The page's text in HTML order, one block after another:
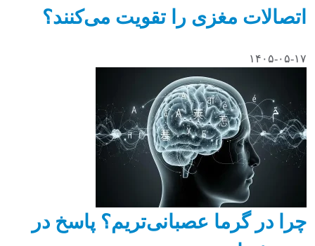
اتصالات مغزی را تقویت می‌کنند؟
۱۴۰۵-۰۵-۱۷
چرا در گرما عصبانی‌تریم؟ پاسخ در